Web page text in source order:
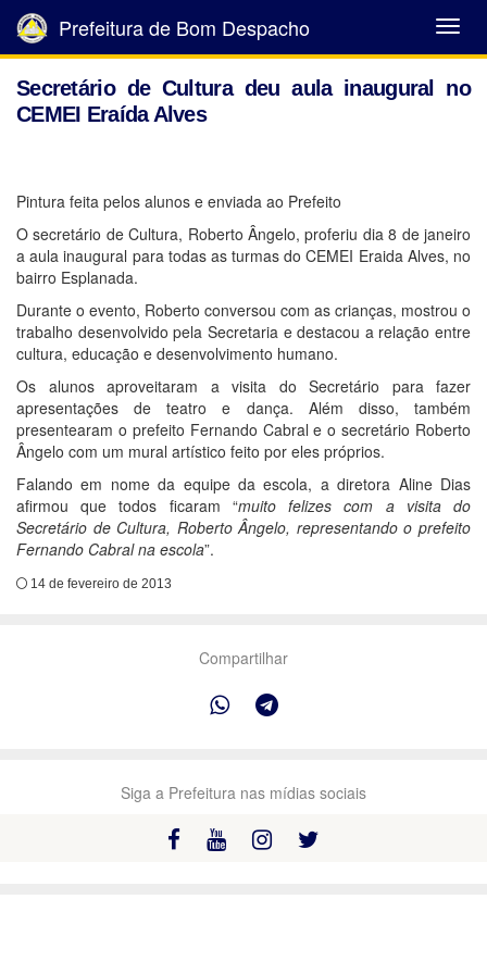
Abrir
Menu
Prefeitura de Bom Despacho
Secretário de Cultura deu aula inaugural no
CEMEI Eraída Alves
Pintura feita pelos alunos e enviada ao Prefeito
O secretário de Cultura, Roberto Ângelo, proferiu dia 8 de janeiro
a aula inaugural para todas as turmas do CEMEI Eraida Alves, no
bairro Esplanada.
Durante o evento, Roberto conversou com as crianças, mostrou o
trabalho desenvolvido pela Secretaria e destacou a relação entre
cultura, educação e desenvolvimento humano.
Os alunos aproveitaram a visita do Secretário para fazer
apresentações de teatro e dança. Além disso, também
presentearam o prefeito Fernando Cabral e o secretário Roberto
Ângelo com um mural artístico feito por eles próprios.
Falando em nome da equipe da escola, a diretora Aline Dias
afirmou que todos ficaram “muito felizes com a visita do
Secretário de Cultura, Roberto Ângelo, representando o prefeito
Fernando Cabral na escola”.
14 de fevereiro de 2013
Compartilhar
Siga a Prefeitura nas mídias sociais